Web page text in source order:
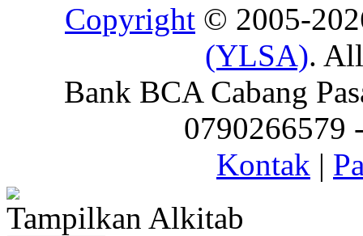
Copyright © 2005-
(YLSA).
Bank BCA Cabang
0790266579
Kontak |
Tampilkan Alkitab